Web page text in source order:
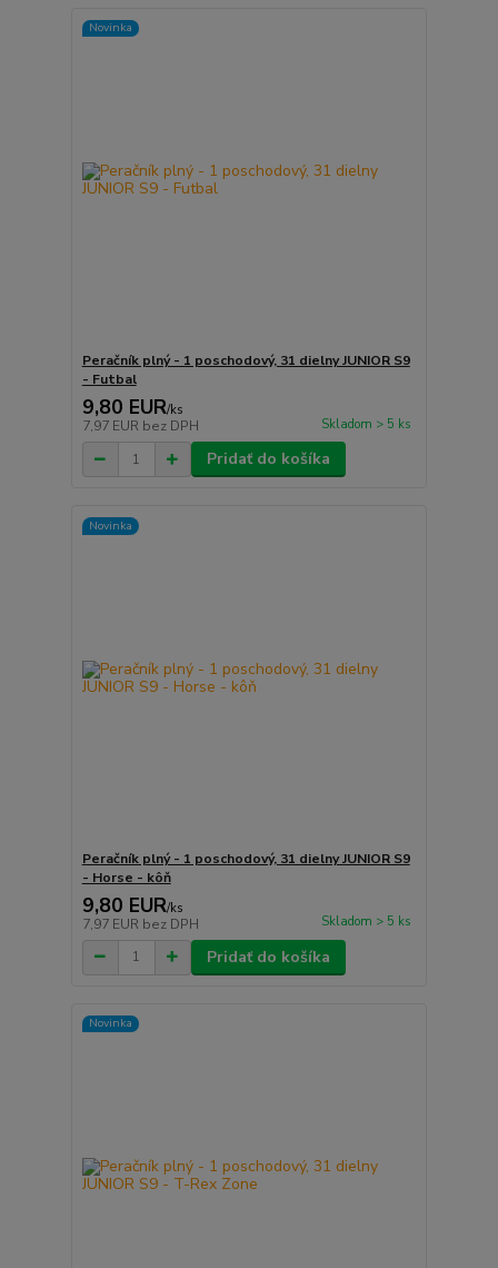
Novinka
Peračník plný - 1 poschodový, 31 dielny JUNIOR S9
- Futbal
9,80 EUR/ks
7,97 EUR bez DPH Skladom > 5 ks
Pridať do košíka
Novinka
Peračník plný - 1 poschodový, 31 dielny JUNIOR S9
- Horse - kôň
9,80 EUR/ks
7,97 EUR bez DPH Skladom > 5 ks
Pridať do košíka
Novinka